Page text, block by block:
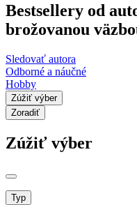
Bestsellery od
brožovanou
Sledovať autora
Odborné a náučné
Hobby
Zúžiť výber
Zoradiť
Zúžiť výber
Typ